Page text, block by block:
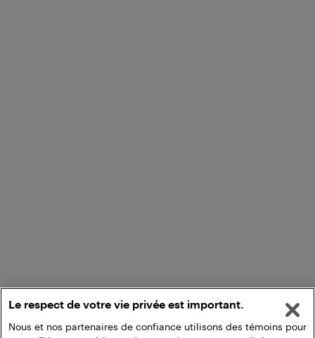
Le respect de votre vie privée est important.
Nous et nos partenaires de confiance utilisons des témoins pour